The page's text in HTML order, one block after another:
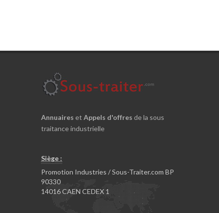
Annuaires et Appels d'offres de la sous
traitance industrielle
Siège :
Promotion Industries / Sous-Traiter.com BP
90330
14016 CAEN CEDEX 1